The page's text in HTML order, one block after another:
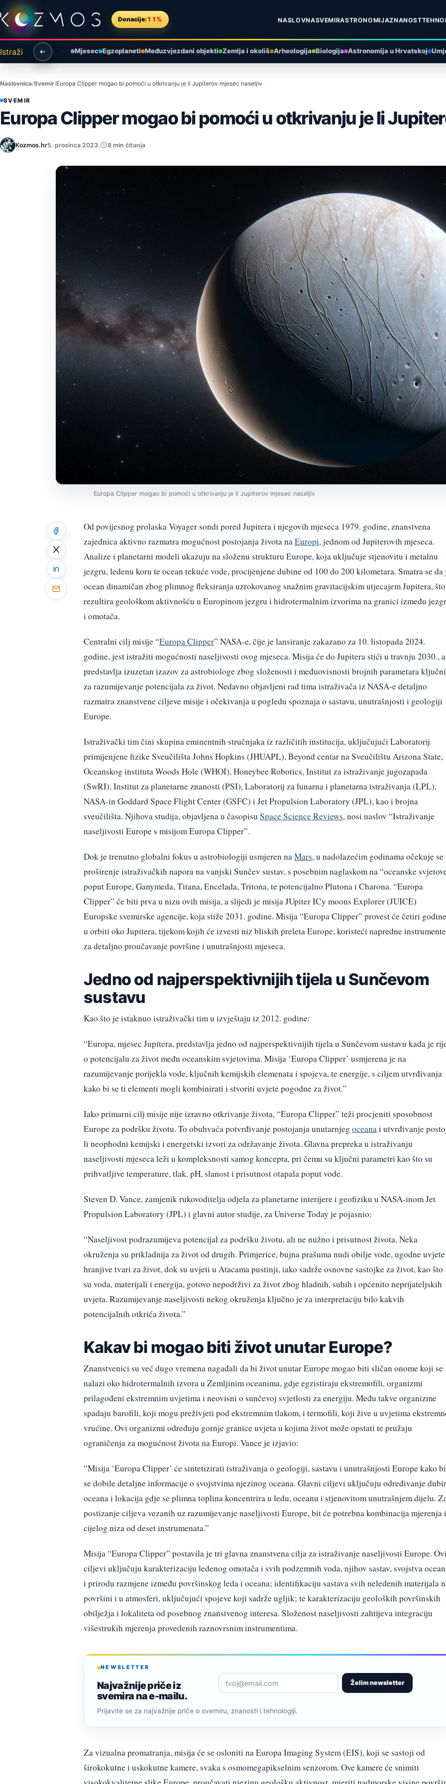
Preskoči na sadržaj
Donacije: 11% NASLOVNASVEMIRASTRONOMIJAZNANOST
Istraži Mjesec Egzoplaneti Međuzvjezdani objekti Zemlja i okoliš Arheologija Biologija Astronomija u Hrvatskoj
Naslovnica Svemir Europa Clipper mogao bi pomoći u otkrivanju je li Jupiterov mjesec naseljiv
SVEMIR
Europa Clipper mogao bi pomoći u otkrivanju je li
Kozmos.hr5. prosinca 2023. 8 min čitanja
Europa Clipper mogao bi pomoći u otkrivanju je li Jupiterov mjesec naseljiv
Od povijesnog prolaska Voyager sondi pored Jupitera i njegovih mjeseca 1979. godine, znanstvena
zajednica aktivno razmatra mogućnost postojanja života naEuropi, jednom od Jupiterovih mjeseca.
Analize i planetarni modeli ukazuju na složenu strukturu Europe, koja uključuje stjenovitu i metalnu
jezgru, ledenu koru te ocean tekuće vode, procijenjene dubine od 100 do 200 kilometara. Smatra se da
ocean dinamičan zbog plimnog fleksiranja uzrokovanog snažnim gravitacijskim utjecajem Jupitera, što
rezultira geološkom aktivnošću u Europinom jezgru i hidrotermalnim izvorima na granici između
i omotača.
Centralni cilj misije “Europa Clipper” NASA-e, čije je lansiranje zakazano za 10. listopada 2024.
godine, jest istražiti mogućnosti naseljivosti ovog mjeseca. Misija će do Jupitera stići u travnju 2030., a
predstavlja izuzetan izazov za astrobiologe zbog složenosti i međuovisnosti brojnih parametara
za razumijevanje potencijala za život. Nedavno objavljeni rad tima istraživača iz NASA-e detaljno
razmatra znanstvene ciljeve misije i očekivanja u pogledu spoznaja o sastavu, unutrašnjosti i geologiji
Europe.
Istraživački tim čini skupina eminentnih stručnjaka iz različitih institucija, uključujući Laboratorij
primijenjene fizike Sveučilišta Johns Hopkins (JHUAPL), Beyond centar na Sveučilištu Arizona State,
Oceanskog instituta Woods Hole (WHOI), Honeybee Robotics, Institut za istraživanje jugozapada
(SwRI), Institut za planetarne znanosti (PSI), Laboratorij za lunarna i planetarna istraživanja (LPL),
NASA-in Goddard Space Flight Center (GSFC) i Jet Propulsion Laboratory (JPL), kao i brojna
sveučilišta. Njihova studija, objavljena u časopisu Space Science Reviews, nosi naslov “Istraživanje
naseljivosti Europe s misijom Europa Clipper”.
Dok je trenutno globalni fokus u astrobiologiji usmjeren naMars, u nadolazećim godinama očekuje se
proširenje istraživačkih napora na vanjski Sunčev sustav, s posebnim naglaskom na “oceanske
poput Europe, Ganymeda, Titana, Encelada, Tritona, te potencijalno Plutona i Charona. “Europa
Clipper” će biti prva u nizu ovih misija, a slijedi je misija JUpiter ICy moons Explorer (JUICE)
Europske svemirske agencije, koja stiže 2031. godine. Misija “Europa Clipper” provest će četiri godine
u orbiti oko Jupitera, tijekom kojih će izvesti niz bliskih preleta Europe, koristeći napredne instrumente
za detaljno proučavanje površine i unutrašnjosti mjeseca.
Jedno od najperspektivnijih tijela u Sunčevom
sustavu
Kao što je istaknuo istraživački tim u izvještaju iz 2012. godine:
“Europa, mjesec Jupitera, predstavlja jedno od najperspektivnijih tijela u Sunčevom sustavu kada je
o potencijalu za život među oceanskim svjetovima. Misija ‘Europa Clipper’ usmjerena je na
razumijevanje porijekla vode, ključnih kemijskih elemenata i spojeva, te energije, s ciljem utvrđivanja
kako bi se ti elementi mogli kombinirati i stvoriti uvjete pogodne za život.”
Iako primarni cilj misije nije izravno otkrivanje života, “Europa Clipper” teži procjeniti sposobnost
Europe za podršku životu. To obuhvaća potvrđivanje postojanja unutarnjeg oceanai utvrđivanje
li neophodni kemijski i energetski izvori za održavanje života. Glavna prepreka u istraživanju
naseljivosti mjeseca leži u kompleksnosti samog koncepta, pri čemu su ključni parametri kao što su
prihvatljive temperature, tlak, pH, slanost i prisutnost otapala poput vode.
Steven D. Vance, zamjenik rukovoditelja odjela za planetarne interijere i geofiziku u NASA-inom Jet
Propulsion Laboratory (JPL) i glavni autor studije, za Universe Today je pojasnio:
“Naseljivost podrazumijeva potencijal za podršku životu, ali ne nužno i prisutnost života. Neka
okruženja su prikladnija za život od drugih. Primjerice, bujna prašuma nudi obilje vode, ugodne
hranjive tvari za život, dok su uvjeti u Atacama pustinji, iako sadrže osnovne sastojke za život, kao što
su voda, materijali i energija, gotovo nepodrživi za život zbog hladnih, suhih i općenito neprijateljskih
uvjeta. Razumijevanje naseljivosti nekog okruženja ključno je za interpretaciju bilo kakvih
potencijalnih otkrića života.”
Kakav bi mogao biti život unutar Europe?
Znanstvenici su već dugo vremena nagađali da bi život unutar Europe mogao biti sličan onome koji se
nalazi oko hidrotermalnih izvora u Zemljinim oceanima, gdje egzistiraju ekstremofili, organizmi
prilagođeni ekstremnim uvjetima i neovisni o sunčevoj svjetlosti za energiju. Među takve organizme
spadaju barofili, koji mogu preživjeti pod ekstremnim tlakom, i termofili, koji žive u uvjetima
vrućine. Ovi organizmi određuju gornje granice uvjeta u kojima život može opstati te pružaju
ograničenja za mogućnost života na Europi. Vance je izjavio:
“Misija ‘Europa Clipper’ će sintetizirati istraživanja o geologiji, sastavu i unutrašnjosti Europe kako bi
se dobile detaljne informacije o svojstvima njezinog oceana. Glavni ciljevi uključuju određivanje
oceana i lokacija gdje se plimna toplina koncentrira u ledu, oceanu i stjenovitom unutrašnjem dijelu.
postizanje ciljeva vezanih uz razumijevanje naseljivosti Europe, bit će potrebna kombinacija mjerenja
cijelog niza od deset instrumenata.”
Misija “Europa Clipper” postavila je tri glavna znanstvena cilja za istraživanje naseljivosti Europe.
ciljevi uključuju karakterizaciju ledenog omotača i svih podzemnih voda, njihov sastav, svojstva
i prirodu razmjene između površinskog leda i oceana; identifikaciju sastava svih neledenih materijala
površini i u atmosferi, uključujući spojeve koji sadrže ugljik; te karakterizaciju geoloških površinskih
obilježja i lokaliteta od posebnog znanstvenog interesa. Složenost naseljivosti zahtijeva integraciju
višestrukih mjerenja provedenih raznovrsnim instrumentima.
NEWSLETTER
Najvažnije priče iz
svemira na e-mailu.
Želim newsletter
Prijavite se za najvažnije priče o svemiru, znanosti i tehnologiji.
Za vizualna promatranja, misija će se osloniti na Europa Imaging System (EIS), koji se sastoji od
širokokutne i uskokutne kamere, svaka s osmomegapikselnim senzorom. Ove kamere će snimiti